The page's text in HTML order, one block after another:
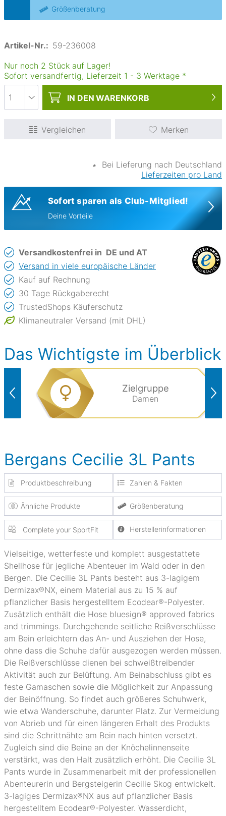
Größenberatung
Artikel-Nr.: 59-236008
Nur noch 2 Stück auf Lager!
Sofort versandfertig, Lieferzeit 1 - 3 Werktage *
IN DEN WARENKORB
Vergleichen Merken
∗
Bei Lieferung nach Deutschland
Lieferzeiten pro Land
Sofort sparen als Club-Mitglied!
Deine Vorteile
Versandkostenfrei in DE und AT
Versand in viele europäische Länder
Kauf auf Rechnung
30 Tage Rückgaberecht
TrustedShops Käuferschutz
Klimaneutraler Versand (mit DHL)
Das Wichtigste im Überblick
Zielgruppe
Damen
Bergans Cecilie 3L Pants
Produktbeschreibung Zahlen & Fakten
Ähnliche Produkte Größenberatung
Complete your SportFit Herstellerinformationen
Vielseitige, wetterfeste und komplett ausgestattete
Shellhose für jegliche Abenteuer im Wald oder in den
Bergen. Die Cecilie 3L Pants besteht aus 3-lagigem
Dermizax®NX, einem Material aus zu 15 % auf
pflanzlicher Basis hergestelltem Ecodear®-Polyester.
Zusätzlich enthält die Hose bluesign® approved fabrics
and trimmings. Durchgehende seitliche Reißverschlüsse
am Bein erleichtern das An- und Ausziehen der Hose,
ohne dass die Schuhe dafür ausgezogen werden müssen.
Die Reißverschlüsse dienen bei schweißtreibender
Aktivität auch zur Belüftung. Am Beinabschluss gibt es
feste Gamaschen sowie die Möglichkeit zur Anpassung
der Beinöffnung. So findet auch größeres Schuhwerk,
wie etwa Wanderschuhe, darunter Platz. Zur Vermeidung
von Abrieb und für einen längeren Erhalt des Produkts
sind die Schrittnähte am Bein nach hinten versetzt.
Zugleich sind die Beine an der Knöchelinnenseite
verstärkt, was den Halt zusätzlich erhöht. Die Cecilie 3L
Pants wurde in Zusammenarbeit mit der professionellen
Abenteurerin und Bergsteigerin Cecilie Skog entwickelt.
3-lagiges Dermizax®NX aus auf pflanzlicher Basis
hergestelltem Ecodear®-Polyester. Wasserdicht,